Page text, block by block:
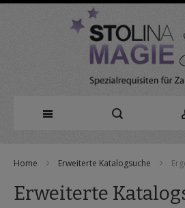
zum
Inhalt
Home Erweiterte Katalogsuche
Erweiterte